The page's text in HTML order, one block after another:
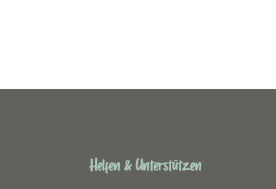
Helfen & Unterstützen